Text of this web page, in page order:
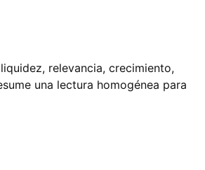
relevancia, crecimiento,
una lectura homogénea para